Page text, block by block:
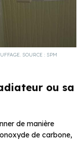
SOURCE : SPM
ou sa
de manière
de carbone,